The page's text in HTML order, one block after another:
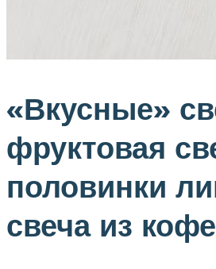
«Вкусные»
фруктовая
половинки
свеча из кофе